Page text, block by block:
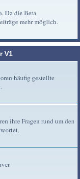
Da die Beta
mehr möglich.
V1
häufig gestellte
ihre Fragen rund um den